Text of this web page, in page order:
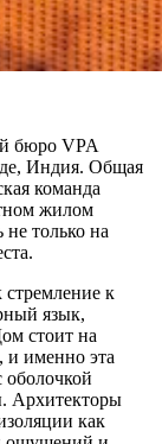
бюро VPA
Индия. Общая
команда
жилом
только на
стремление к
язык,
стоит на
и именно эта
оболочкой
Архитекторы
как